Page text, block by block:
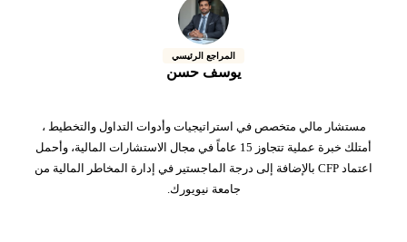
المراجع الرئيسي
يوسف حسن
مستشار مالي متخصص في استراتيجيات وأدوات التداول والتخطيط ،
أمتلك خبرة عملية تتجاوز 15 عاماً في مجال الاستشارات المالية، وأحمل
اعتماد CFP بالإضافة إلى درجة الماجستير في إدارة المخاطر المالية من
جامعة نيويورك.